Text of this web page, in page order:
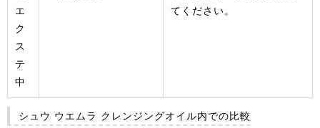
エ
ク
ス
テ
中
てください。
シュウ ウエムラ クレンジングオイル内での比較